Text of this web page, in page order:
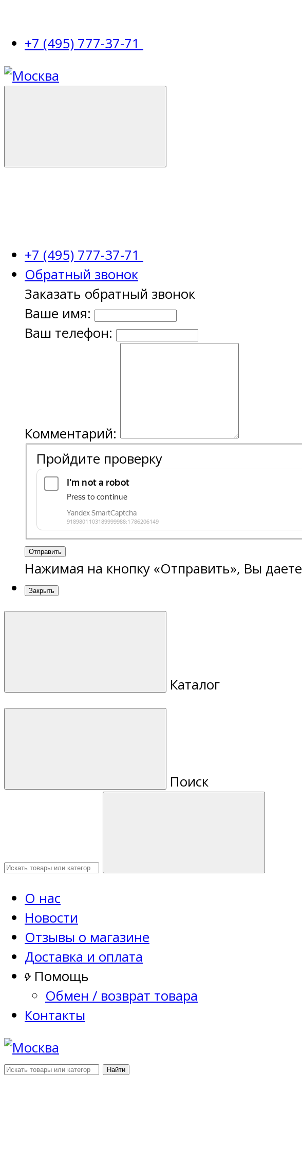
+7 (495) 777-37-71
+7 (495) 777-37-71
Обратный звонок
Заказать обратный звонок
Ваше имя:
Ваш телефон:
Комментарий:
Пройдите проверку
Отправить
Нажимая на кнопку «Отправить», Вы даете
Закрыть
Каталог
Поиск
О нас
Новости
Отзывы о магазине
Доставка и оплата
Помощь
Обмен / возврат товара
Контакты
Найти